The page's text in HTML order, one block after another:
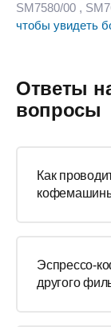
SM7580/00 ,
чтобы увидеть
Ответы
вопросы
Как
Эспрессо-
другого